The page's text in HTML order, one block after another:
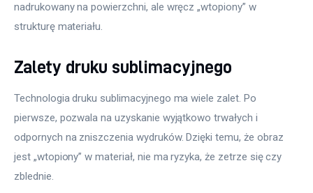
nadrukowany na powierzchni, ale wręcz „wtopiony” w
strukturę materiału.
Zalety druku sublimacyjnego
Technologia druku sublimacyjnego ma wiele zalet. Po
pierwsze, pozwala na uzyskanie wyjątkowo trwałych i
odpornych na zniszczenia wydruków. Dzięki temu, że obraz
jest „wtopiony” w materiał, nie ma ryzyka, że zetrze się czy
zblednie.